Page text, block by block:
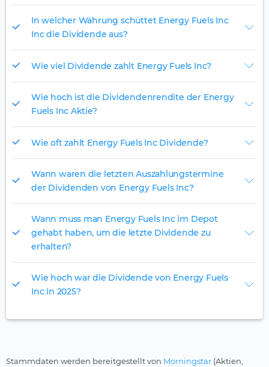
In welcher Währung schüttet Energy Fuels Inc
Inc die Dividende aus?
Wie viel Dividende zahlt Energy Fuels Inc?
Wie hoch ist die Dividendenrendite der Energy
Fuels Inc Aktie?
Wie oft zahlt Energy Fuels Inc Dividende?
Wann waren die letzten Auszahlungstermine
der Dividenden von Energy Fuels Inc?
Wann muss man Energy Fuels Inc im Depot
gehabt haben, um die letzte Dividende zu
erhalten?
Wie hoch war die Dividende von Energy Fuels
Inc in 2025?
Stammdaten werden bereitgestellt von Morningstar (Aktien,